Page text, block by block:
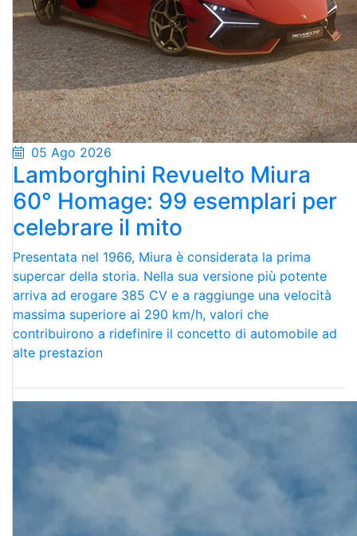
05 Ago 2026
Lamborghini Revuelto Miura
60° Homage: 99 esemplari per
celebrare il mito
Presentata nel 1966, Miura è considerata la prima
supercar della storia. Nella sua versione più potente
arriva ad erogare 385 CV e a raggiunge una velocità
massima superiore ai 290 km/h, valori che
contribuirono a ridefinire il concetto di automobile ad
alte prestazion